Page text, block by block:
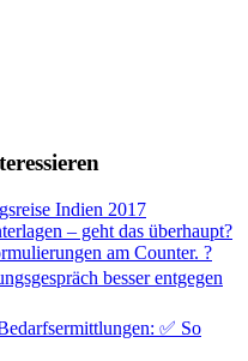
Indien 2017
– geht das überhaupt?
am Counter. ?
besser entgegen
✅ So